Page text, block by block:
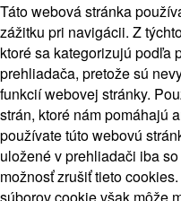
Táto webová stránka
zážitku pri navigácii. Z
ktoré sa kategorizujú podľa
prehliadača, pretože sú
funkcií webovej stránky.
strán, ktoré nám pomáhajú
používate túto webovú
uložené v prehliadači iba
možnosť zrušiť tieto